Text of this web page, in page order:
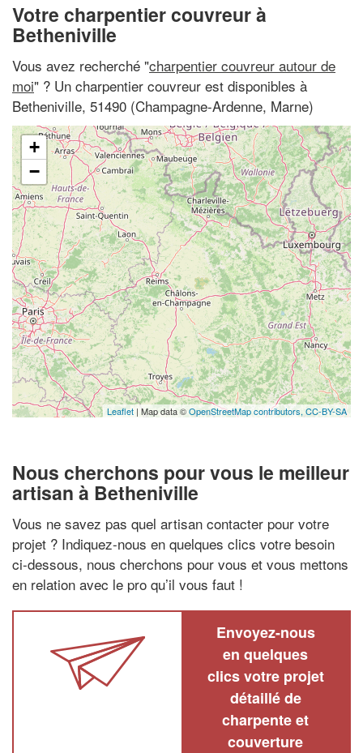
Votre charpentier couvreur à
Betheniville
Vous avez recherché "charpentier couvreur autour de
moi" ? Un charpentier couvreur est disponibles à
Betheniville, 51490 (Champagne-Ardenne, Marne)
+
−
Leaflet | Map data ©OpenStreetMap contributors, CC-BY-SA
Nous cherchons pour vous le meilleur
artisan à Betheniville
Vous ne savez pas quel artisan contacter pour votre
projet ? Indiquez-nous en quelques clics votre besoin
ci-dessous, nous cherchons pour vous et vous mettons
en relation avec le pro qu’il vous faut !
Envoyez-nous
en quelques
clics votre projet
détaillé de
charpente et
couverture